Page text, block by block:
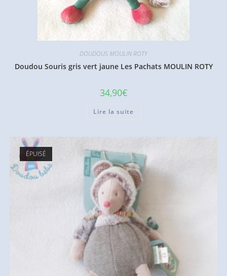
DOUDOUS MOULIN ROTY
Doudou Souris gris vert jaune Les Pachats MOULIN ROTY
34,90€
Lire la suite
ÉPUISÉ